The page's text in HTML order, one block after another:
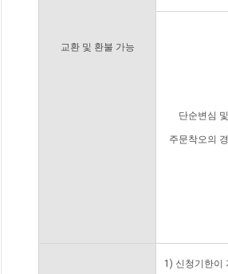
교환 및 환불 가능
단순변심 및
주문착오의
1) 신청기한이